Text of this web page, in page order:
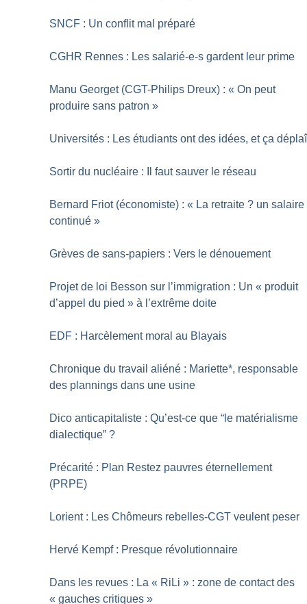
SNCF : Un conflit mal préparé
CGHR Rennes : Les salarié-e-s gardent leur prime
Manu Georget (CGT-Philips Dreux) : « On peut
produire sans patron »
Universités : Les étudiants ont des idées, et ça
Sortir du nucléaire : Il faut sauver le réseau
Bernard Friot (économiste) : « La retraite ? un salaire
continué »
Grèves de sans-papiers : Vers le dénouement
Projet de loi Besson sur l’immigration : Un « produit
d’appel du pied » à l’extrême doite
EDF : Harcèlement moral au Blayais
Chronique du travail aliéné : Mariette*, responsable
des plannings dans une usine
Dico anticapitaliste : Qu’est-ce que “le matérialisme
dialectique” ?
Précarité : Plan Restez pauvres éternellement
(PRPE)
Lorient : Les Chômeurs rebelles-CGT veulent peser
Hervé Kempf : Presque révolutionnaire
Dans les revues : La « RiLi » : zone de contact des
« gauches critiques »